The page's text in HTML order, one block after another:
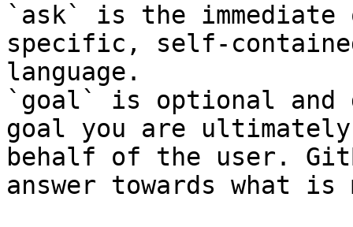
`ask` is the
specific, self-
language.
`goal` is optional and
goal you are
behalf of the user.
answer towards what